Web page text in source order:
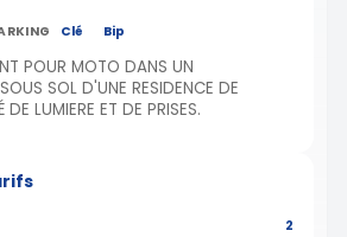
Clé Bip
POUR MOTO DANS UN
SOL D'UNE RESIDENCE DE
LUMIERE ET DE PRISES.
2